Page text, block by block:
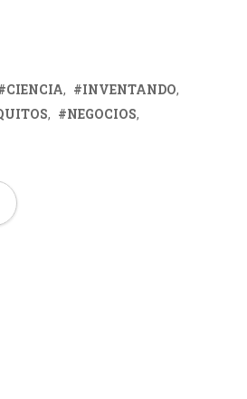
CIENCIA
INVENTANDO
NEGOCIOS